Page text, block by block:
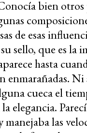
bien otros
de esas
sello, que es la
hasta
enmarañadas.
cueca el
elegancia.
las